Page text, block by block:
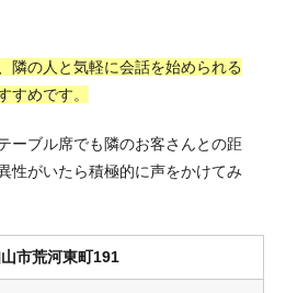
隣の人と気軽に会話を始められる
すめです。
ーブル席でも隣のお客さんとの距
性がいたら積極的に声をかけてみ
市荒河東町191